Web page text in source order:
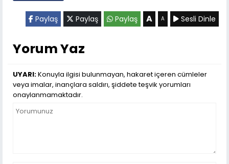
Paylaş Paylaş Paylaş A A Sesli Dinle
Yorum Yaz
UYARI:Konuyla ilgisi bulunmayan, hakaret içeren cümleler
veya imalar, inançlara saldırı, şiddete teşvik yorumları
onaylanmamaktadır.